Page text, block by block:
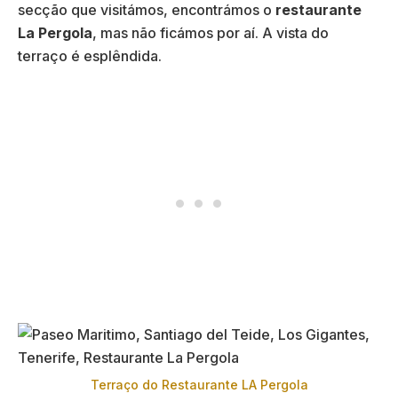
secção que visitámos, encontrámos o restaurante
La Pergola, mas não ficámos por aí. A vista do
terraço é esplêndida.
Terraço do Restaurante LA Pergola